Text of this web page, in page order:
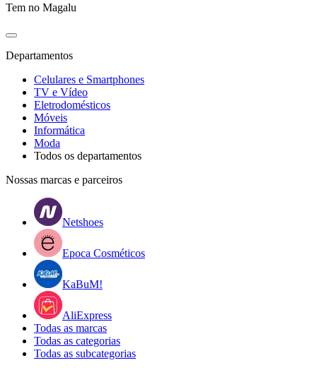
Tem no Magalu
Departamentos
Celulares e Smartphones
TV e Vídeo
Eletrodomésticos
Móveis
Informática
Moda
Todos os departamentos
Nossas marcas e parceiros
Netshoes
Epoca Cosméticos
KaBuM!
AliExpress
Todas as marcas
Todas as categorias
Todas as subcategorias